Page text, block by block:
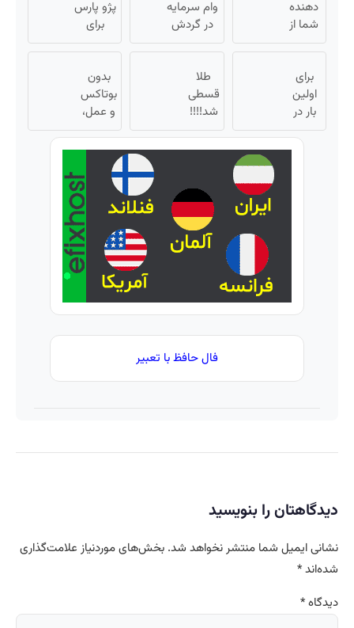
قسط
بدون
سود و
دهنده
شما از
پیری!
جوانساز
جلبک50%تخفیف
وام سرمایه
در گردش
فروشندگان
فروشگاهت
رو ثبت کن
پژو پارس
برای
فروش
اینجا
سریع
بفروشش
برای
اولین
بار در
ایران
🇮🇷
طلا
قسطی
شد!!!!
💰🔥
بدون
بوتاکس
و عمل،
با این
کرم
جلبک،
پوستت
رو جوان
فال حافظ با تعبیر
دیدگاهتان را بنویسید
نشانی ایمیل شما منتشر نخواهد شد. بخش‌های موردنیاز علامت‌گذاری
شده‌اند*
دیدگاه*